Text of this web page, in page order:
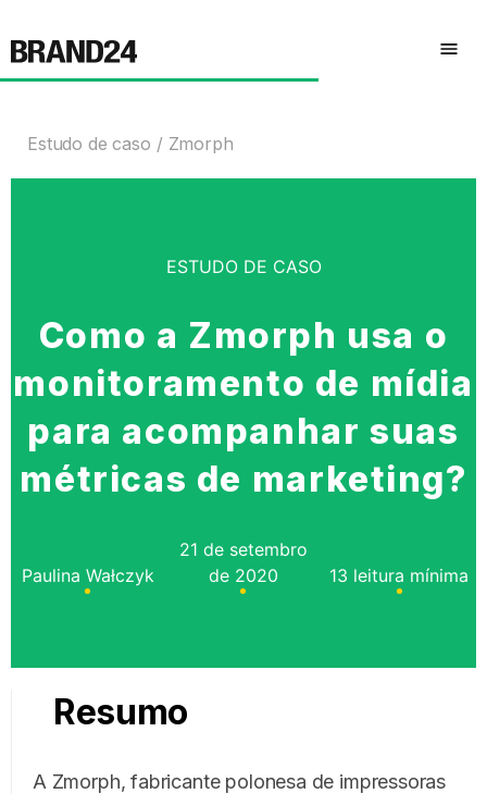
Estudo de caso Zmorph
ESTUDO DE CASO
Como a Zmorph usa o
monitoramento de mídia
para acompanhar suas
métricas de marketing?
Paulina Wałczyk
21 de setembro
de 2020
13 leitura mínima
Resumo
A Zmorph, fabricante polonesa de impressoras